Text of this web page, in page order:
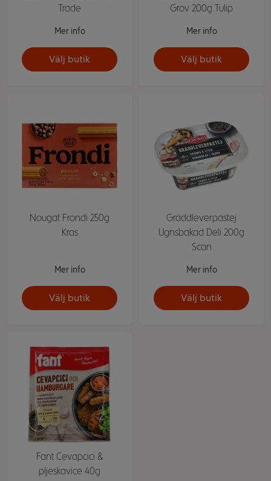
Trade
Mer info
Välj butik
Grov 200g Tulip
Mer info
Välj butik
Nougat Frondi 250g
Kras
Mer info
Välj butik
Gräddleverpastej
Ugnsbakad Deli 200g
Scan
Mer info
Välj butik
Fant Cevapcici &
pljeskavice 40g